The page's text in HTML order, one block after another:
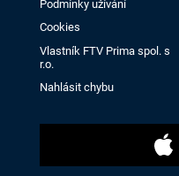
Podmínky užívání
Cookies
Vlastník FTV Prima spol. s
r.o.
Nahlásit chybu